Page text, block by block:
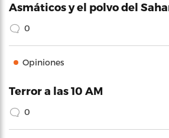
Asmáticos y el polvo del
0
Opiniones
Terror a las 10 AM
0